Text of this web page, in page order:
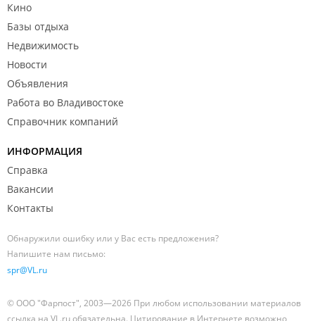
Кино
Базы отдыха
Недвижимость
Новости
Объявления
Работа во Владивостоке
Справочник компаний
ИНФОРМАЦИЯ
Справка
Вакансии
Контакты
Обнаружили ошибку или у Вас есть предложения?
Напишите нам письмо:
spr@VL.ru
© ООО "Фарпост", 2003—2026 При любом использовании материалов
ссылка на VL.ru обязательна. Цитирование в Интернете возможно